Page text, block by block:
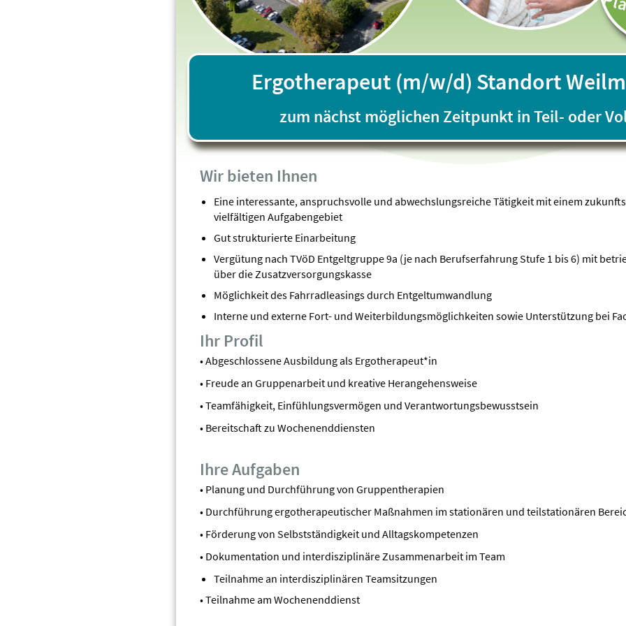
Ergotherapeut (m/w/d) Standort
zum nächst möglichen Zeitpunkt in Teil- oder
Wir bieten Ihnen
Eine interessante, anspruchsvolle und abwechslungsreiche Tätigkeit mit einem
vielfältigen Aufgabengebiet
Gut strukturierte Einarbeitung
Vergütung nach TVöD Entgeltgruppe 9a (je nach Berufserfahrung Stufe 1 bis 6) mit
über die Zusatzversorgungskasse
Möglichkeit des Fahrradleasings durch Entgeltumwandlung
Interne und externe Fort- und Weiterbildungsmöglichkeiten sowie Unterstützung bei
Ihr Profil
• Abgeschlossene Ausbildung als Ergotherapeut*in
• Freude an Gruppenarbeit und kreative Herangehensweise
• Teamfähigkeit, Einfühlungsvermögen und Verantwortungsbewusstsein
• Bereitschaft zu Wochenenddiensten
Ihre Aufgaben
• Planung und Durchführung von Gruppentherapien
• Durchführung ergotherapeutischer Maßnahmen im stationären und teilstationären
• Förderung von Selbstständigkeit und Alltagskompetenzen
• Dokumentation und interdisziplinäre Zusammenarbeit im Team
Teilnahme an interdisziplinären Teamsitzungen
• Teilnahme am Wochenenddienst